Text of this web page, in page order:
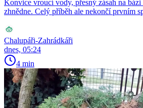
Konvice vroucí vody, přesný zásah na
zhnědne. Celý příběh ale nekončí prvním
Chalupáři-Zahrádkáři
dnes, 05:24
4 min